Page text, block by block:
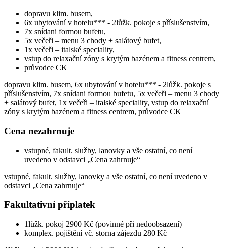
dopravu klim. busem,
6x ubytování v hotelu*** - 2lůžk. pokoje s příslušenstvím,
7x snídani formou bufetu,
5x večeři – menu 3 chody + salátový bufet,
1x večeři – italské speciality,
vstup do relaxační zóny s krytým bazénem a fitness centrem,
průvodce CK
dopravu klim. busem, 6x ubytování v hotelu*** - 2lůžk. pokoje s
příslušenstvím, 7x snídani formou bufetu, 5x večeři – menu 3 chody
+ salátový bufet, 1x večeři – italské speciality, vstup do relaxační
zóny s krytým bazénem a fitness centrem, průvodce CK
Cena nezahrnuje
vstupné, fakult. služby, lanovky a vše ostatní, co není
uvedeno v odstavci „Cena zahrnuje“
vstupné, fakult. služby, lanovky a vše ostatní, co není uvedeno v
odstavci „Cena zahrnuje“
Fakultativní příplatek
1lůžk. pokoj 2900 Kč (povinné při nedoobsazení)
komplex. pojištění vč. storna zájezdu 280 Kč